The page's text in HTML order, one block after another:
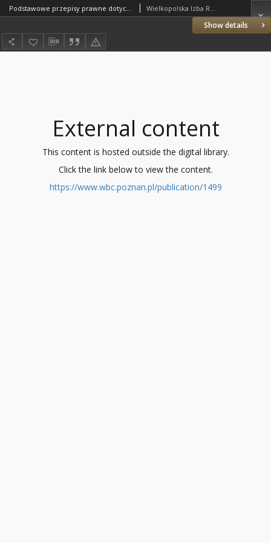
Show details
Podstawowe przepisy prawne dotyczące Wielkopolskiej Izby Rolniczej Wielkopolska Izba Rolnicza (1848–1939)
External content
This content is hosted outside the digital library.
Click the link below to view the content.
https://www.wbc.poznan.pl/publication/1499